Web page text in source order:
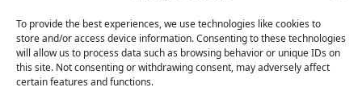
To provide the best experiences, we use technologies like cookies to
store and/or access device information. Consenting to these technologies
will allow us to process data such as browsing behavior or unique IDs on
this site. Not consenting or withdrawing consent, may adversely affect
certain features and functions.
Seimbangkan dengan makanan sehat
dan gerak